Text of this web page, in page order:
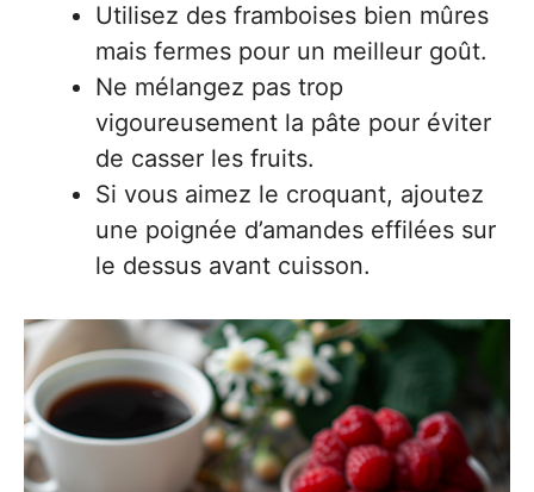
Utilisez des framboises bien mûres
mais fermes pour un meilleur goût.
Ne mélangez pas trop
vigoureusement la pâte pour éviter
de casser les fruits.
Si vous aimez le croquant, ajoutez
une poignée d’amandes effilées sur
le dessus avant cuisson.